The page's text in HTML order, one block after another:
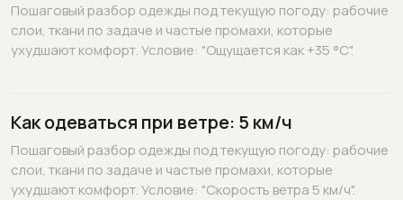
Пошаговый разбор одежды под текущую погоду: рабочие
слои, ткани по задаче и частые промахи, которые
ухудшают комфорт. Условие: "Ощущается как +35 °C".
Как одеваться при ветре: 5 км/ч
Пошаговый разбор одежды под текущую погоду: рабочие
слои, ткани по задаче и частые промахи, которые
ухудшают комфорт. Условие: "Скорость ветра 5 км/ч".